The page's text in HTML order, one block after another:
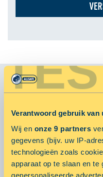
Verantwoord gebruik van
Wij en onze 9 partners
gegevens (bijv. uw IP-
technologieën zoals
apparaat op te slaan en te
gepersonaliseerde
VEELGESTELDE
Kan ik als niet ALLSAFE
huren?
Nee. De ALLSAFE
en bestaande ALLSAFE